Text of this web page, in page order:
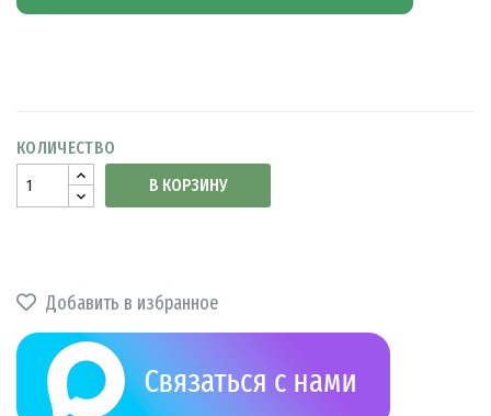
КОЛИЧЕСТВО
В КОРЗИНУ
Добавить в избранное